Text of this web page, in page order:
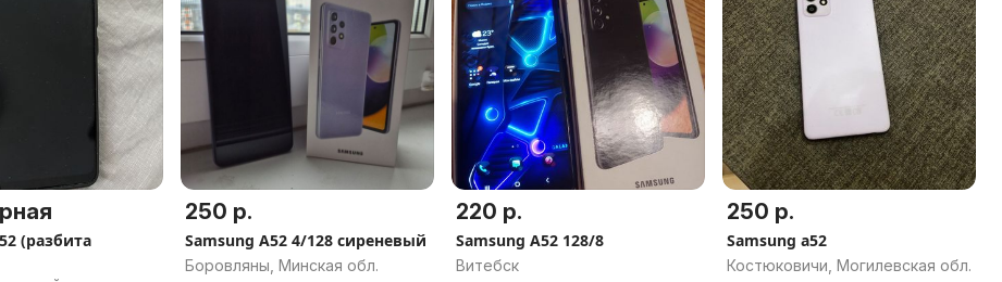
(разбита
250 р.
Samsung A52 4/128 сиреневый
Боровляны, Минская обл.
220 р.
Samsung A52 128/8
Витебск
250 р.
Samsung a52
Костюковичи, Могилевская обл.